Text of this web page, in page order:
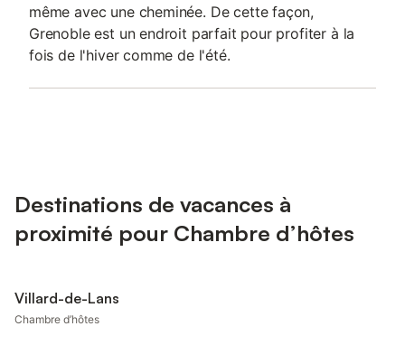
même avec une cheminée. De cette façon,
Grenoble est un endroit parfait pour profiter à la
fois de l'hiver comme de l'été.
Destinations de vacances à
proximité pour Chambre d’hôtes
Villard-de-Lans
Chambre d’hôtes